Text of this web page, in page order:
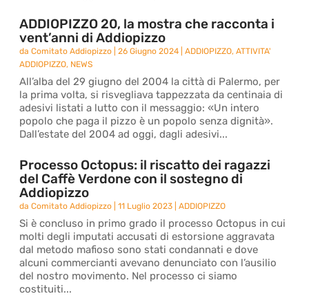
ADDIOPIZZO 20, la mostra che racconta i
vent’anni di Addiopizzo
daComitato Addiopizzo |26 Giugno 2024 |ADDIOPIZZO,ATTIVITA'
ADDIOPIZZO, NEWS
All’alba del 29 giugno del 2004 la città di Palermo, per
la prima volta, si risvegliava tappezzata da centinaia di
adesivi listati a lutto con il messaggio: «Un intero
popolo che paga il pizzo è un popolo senza dignità».
Dall’estate del 2004 ad oggi, dagli adesivi...
Processo Octopus: il riscatto dei ragazzi
del Caffè Verdone con il sostegno di
Addiopizzo
daComitato Addiopizzo |11 Luglio 2023 |ADDIOPIZZO
Si è concluso in primo grado il processo Octopus in cui
molti degli imputati accusati di estorsione aggravata
dal metodo mafioso sono stati condannati e dove
alcuni commercianti avevano denunciato con l’ausilio
del nostro movimento. Nel processo ci siamo
costituiti...